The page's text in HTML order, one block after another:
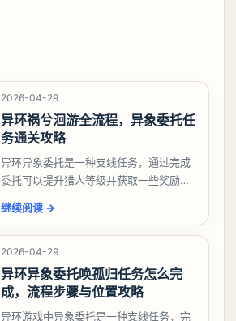
2026-04-29
异环祸兮洄游全流程，异象委托任
务通关攻略
异环异象委托是一种支线任务，通过完成
委托可以提升猎人等级并获取一些奖励，
么做，下面就来告诉大家。异环异象委托
祸兮洄游任务攻略
继续阅读 →
2026-04-29
异环异象委托唤孤归任务怎么完
成，流程步骤与位置攻略
异环游戏中异象委托是一种支线任务，完